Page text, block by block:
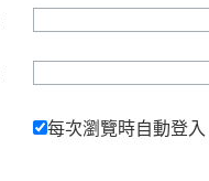
每次瀏覽時自動登入